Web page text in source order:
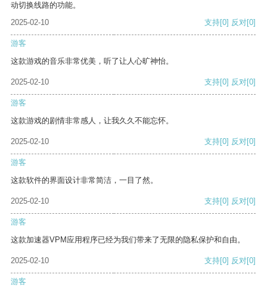
动切换线路的功能。
2025-02-10
支持[0] 反对[0]
游客
这款游戏的音乐非常优美，听了让人心旷神怡。
2025-02-10 支持[0] 反对[0]
游客
这款游戏的剧情非常感人，让我久久不能忘怀。
2025-02-10 支持[0] 反对[0]
游客
这款软件的界面设计非常简洁，一目了然。
2025-02-10 支持[0] 反对[0]
游客
这款加速器VPM应用程序已经为我们带来了无限的隐私保护和自由。
2025-02-10 支持[0] 反对[0]
游客